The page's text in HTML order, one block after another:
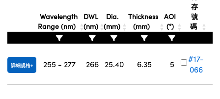
Wavelength
Range (nm)
DWL
(nm)
Dia.
(mm)
Thickness
(mm)
AOI
(°)
存
號
碼
詳細規格 255 - 277 266 25.40 6.35 5
#17-
066